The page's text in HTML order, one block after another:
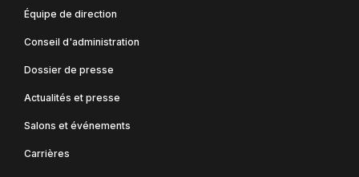
Équipe de direction
Conseil d'administration
Dossier de presse
Actualités et presse
Salons et événements
Carrières